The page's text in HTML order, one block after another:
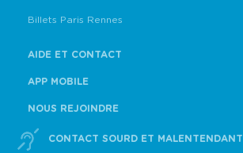
Billets Paris Rennes
AIDE ET CONTACT
APP MOBILE
NOUS REJOINDRE
CONTACT SOURD ET MALENTENDANT